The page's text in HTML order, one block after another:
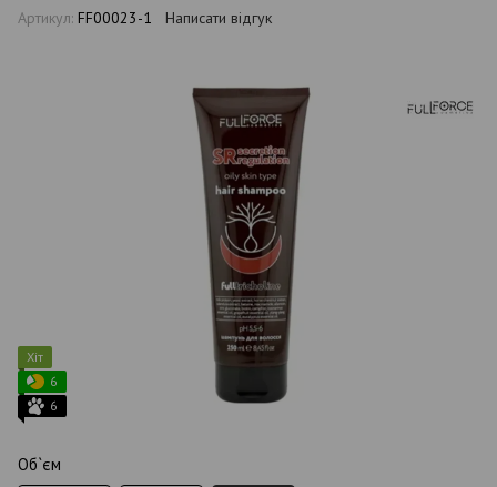
Артикул: FF00023-1 Написати відгук
Хіт
6
6
Об`єм